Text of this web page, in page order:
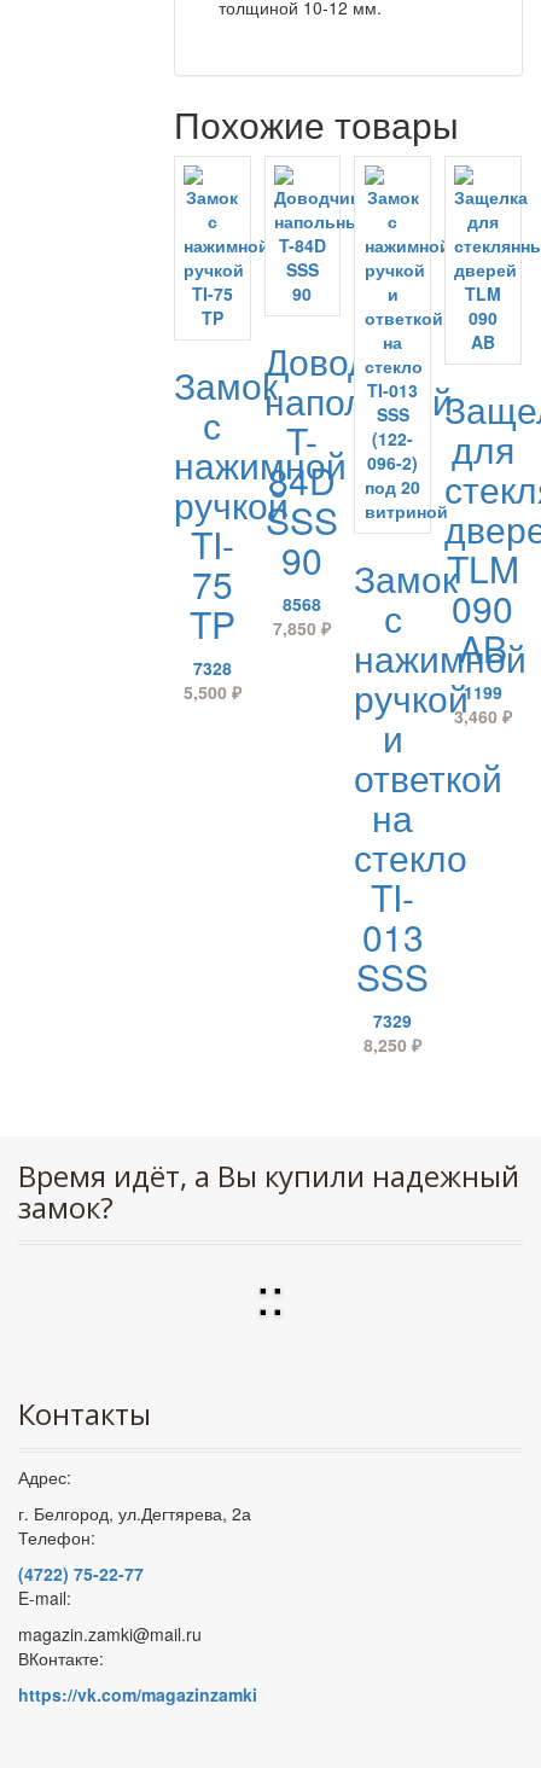
толщиной 10-12 мм.
Похожие товары
Замок
с
нажимной
ручкой
TI-
75
TP
7328
5,500 ₽
Доводчик
напольный
T-
84D
SSS
90
8568
7,850₽
Замок
с
нажимной
ручкой
и
ответкой
на
стекло
TI-
013
SSS
7329
8,250₽
для
TLM
090
AB
1199
3,460 ₽
Время идёт, а Вы купили надежный
замок?
::
Контакты
Адрес:
г. Белгород, ул.Дегтярева, 2а
Телефон:
(4722) 75-22-77
E-mail:
magazin.zamki@mail.ru
ВКонтакте:
https://vk.com/magazinzamki